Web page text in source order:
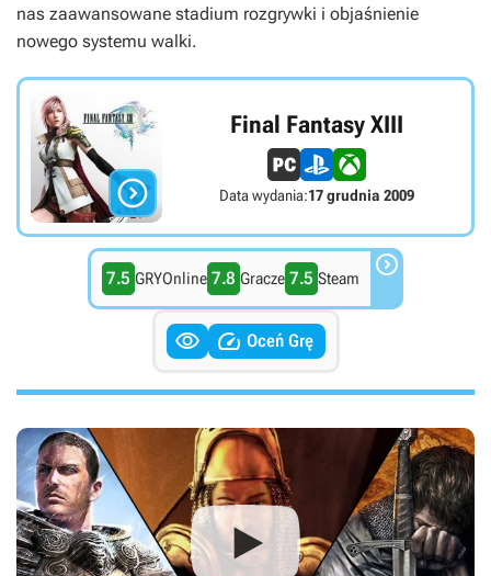
nas zaawansowane stadium rozgrywki i objaśnienie
nowego systemu walki.

Final Fantasy XIII
Data wydania:17 grudnia 2009
7.5 GRYOnline 7.8 Gracze 7.5 Steam 
  Oceń Grę